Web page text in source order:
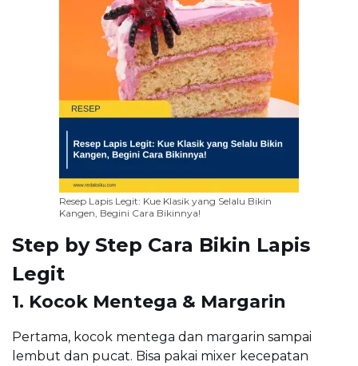
Resep Lapis Legit: Kue Klasik yang Selalu Bikin
Kangen, Begini Cara Bikinnya!
Step by Step Cara Bikin Lapis
Legit
1. Kocok Mentega & Margarin
Pertama, kocok mentega dan margarin sampai
lembut dan pucat. Bisa pakai mixer kecepatan